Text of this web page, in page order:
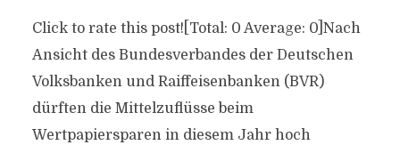
Click to rate this post![Total: 0 Average: 0]Nach
Ansicht des Bundesverbandes der Deutschen
Volksbanken und Raiffeisenbanken (BVR)
dürften die Mittelzuflüsse beim
Wertpapiersparen in diesem Jahr hoch